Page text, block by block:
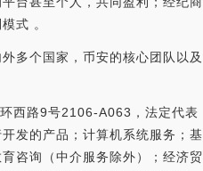
式 。
多个国家，币安的核心团队以及
西路9号2106-A063，法定代表
发的产品；计算机系统服务；基
咨询（中介服务除外）；经济贸